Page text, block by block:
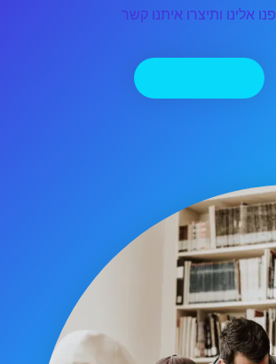
פנו אלינו ותיצרו איתנו קשר